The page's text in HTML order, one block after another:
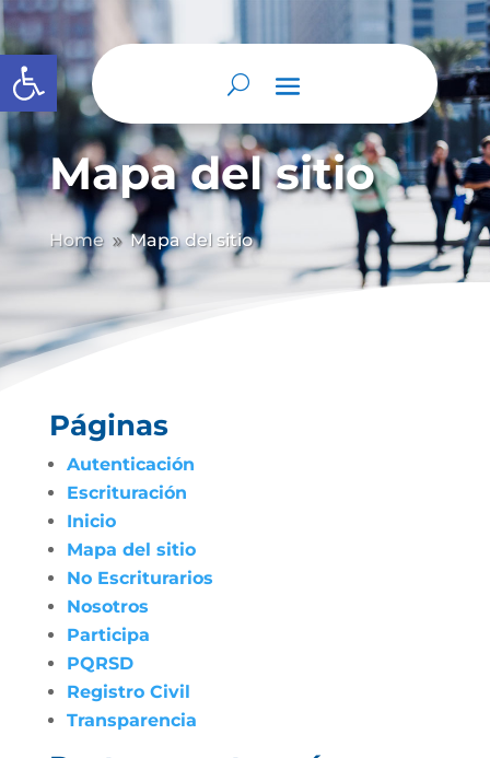
Abrir barra de herramientas
Mapa del sitio
Home 9 Mapa del sitio
Páginas
Autenticación
Escrituración
Inicio
Mapa del sitio
No Escriturarios
Nosotros
Participa
PQRSD
Registro Civil
Transparencia